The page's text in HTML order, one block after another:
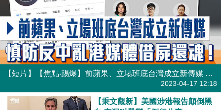
【短片】【焦點‧踢爆】前蘋果、立場班底台灣成立新傳媒 慎防反中亂港媒體借屍還魂！
2023-04-17 12:18
【秉文觀新】美國涉港報告顛倒黑